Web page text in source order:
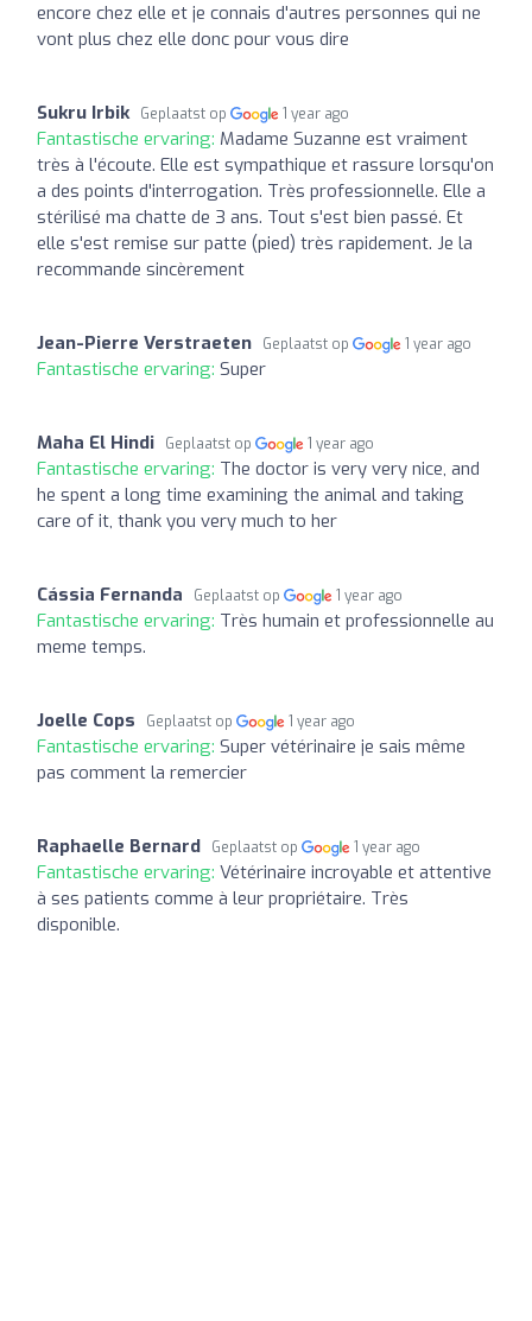
encore chez elle et je connais d'autres personnes qui ne
vont plus chez elle donc pour vous dire
Sukru Irbik Geplaatst op 1 year ago
Fantastische ervaring: Madame Suzanne est vraiment
très à l'écoute. Elle est sympathique et rassure lorsqu'on
a des points d'interrogation. Très professionnelle. Elle a
stérilisé ma chatte de 3 ans. Tout s'est bien passé. Et
elle s'est remise sur patte (pied) très rapidement. Je la
recommande sincèrement
Jean-Pierre Verstraeten Geplaatst op 1 year ago
Fantastische ervaring: Super
Maha El Hindi Geplaatst op 1 year ago
Fantastische ervaring: The doctor is very very nice, and
he spent a long time examining the animal and taking
care of it, thank you very much to her
Cássia Fernanda Geplaatst op 1 year ago
Fantastische ervaring: Très humain et professionnelle au
meme temps.
Joelle Cops Geplaatst op 1 year ago
Fantastische ervaring: Super vétérinaire je sais même
pas comment la remercier
Raphaelle Bernard Geplaatst op 1 year ago
Fantastische ervaring: Vétérinaire incroyable et attentive
à ses patients comme à leur propriétaire. Très
disponible.